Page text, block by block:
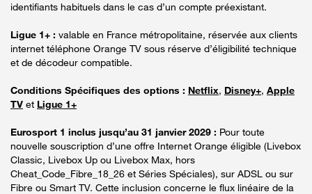
identifiants habituels dans le cas d’un compte préexistant.
Ligue 1+ : valable en France métropolitaine, réservée aux clients
internet téléphone Orange TV sous réserve d’éligibilité technique
et de décodeur compatible.
Conditions Spécifiques des options : Netflix, Disney+, Apple
TV et Ligue 1+
Eurosport 1 inclus jusqu’au 31 janvier 2029 : Pour toute
nouvelle souscription d’une offre Internet Orange éligible (Livebox
Classic, Livebox Up ou Livebox Max, hors
Cheat_Code_Fibre_18_26 et Séries Spéciales), sur ADSL ou sur
Fibre ou Smart TV. Cette inclusion concerne le flux linéaire de la